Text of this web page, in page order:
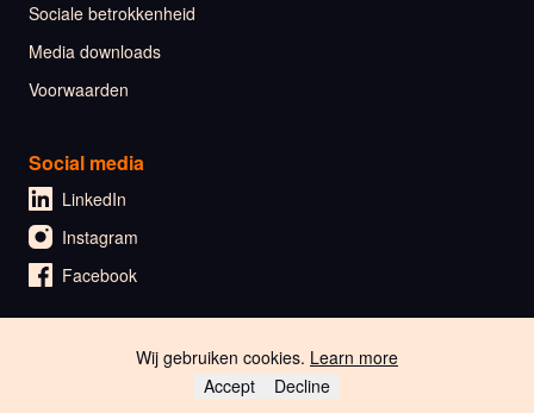
Sociale betrokkenheid
Media downloads
Voorwaarden
Social media
LinkedIn
Instagram
Facebook
🇬🇧 EnglishWij gebruiken cookies. Learn more
Accept
Decline